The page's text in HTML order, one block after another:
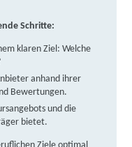
Straße 4,
Schritte:
klaren Ziel: Welche
anhand ihrer
Bewertungen.
und die
bietet.